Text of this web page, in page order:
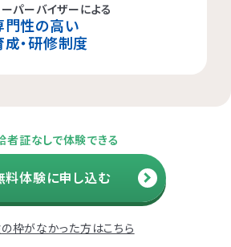
パーバイザーによる
門性の高い
成・研修制度
者証なしで体験できる
料体験に申し込む
枠がなかった方はこちら